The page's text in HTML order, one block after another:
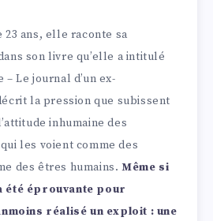
23 ans, elle raconte sa
son livre qu’elle a intitulé
– Le journal d’un ex-
la pression que subissent
inhumaine des
les voient comme des
des êtres humains.Même si
été éprouvante pour
réalisé un exploit : une